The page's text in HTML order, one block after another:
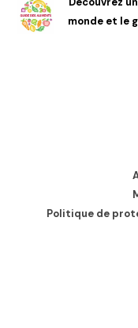
monde et le
Politique de